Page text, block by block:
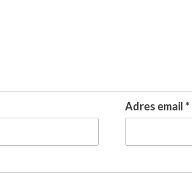
Adres email*